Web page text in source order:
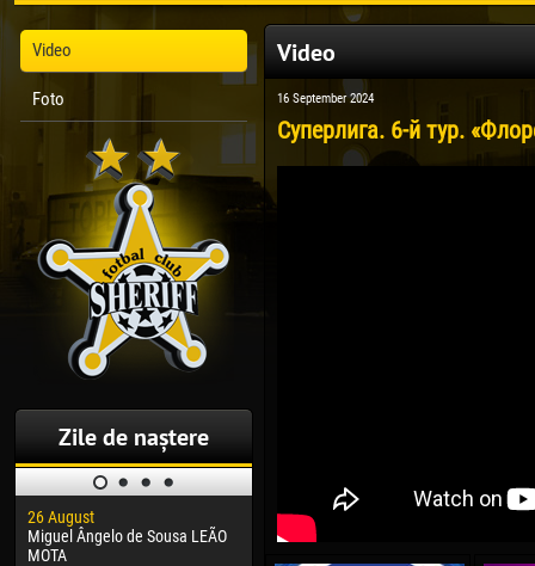
Video
Foto
Zile de naștere
26 August
Miguel Ângelo de Sousa LEÃO
MOTA
30 January
Dhoraso Moreo KLAS
04
Video
16 September 2024
Суперлига. 6-й тур.